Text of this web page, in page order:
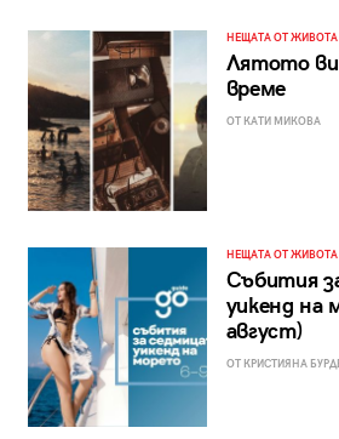
НЕЩАТА ОТ ЖИВОТА
Лятото
време
ОТ КАТИ МИКОВА
НЕЩАТА ОТ ЖИВОТА
Събития
уикенд на
август)
ОТ КРИСТИЯНА